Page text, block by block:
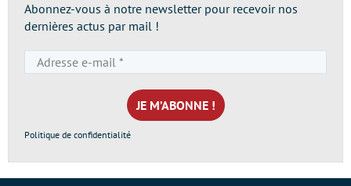
Abonnez-vous à notre newsletter pour recevoir nos
dernières actus par mail !
e-
mail
*
Politique de confidentialité